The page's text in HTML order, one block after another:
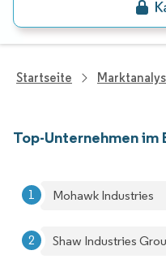
Startseite
Top-Unternehmen
Mohawk Industries
Shaw Industries